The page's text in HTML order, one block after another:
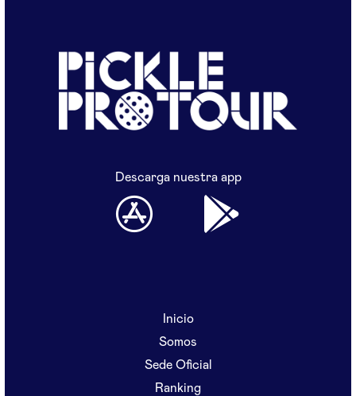
Descarga nuestra app
Inicio
Somos
Sede Oficial
Ranking